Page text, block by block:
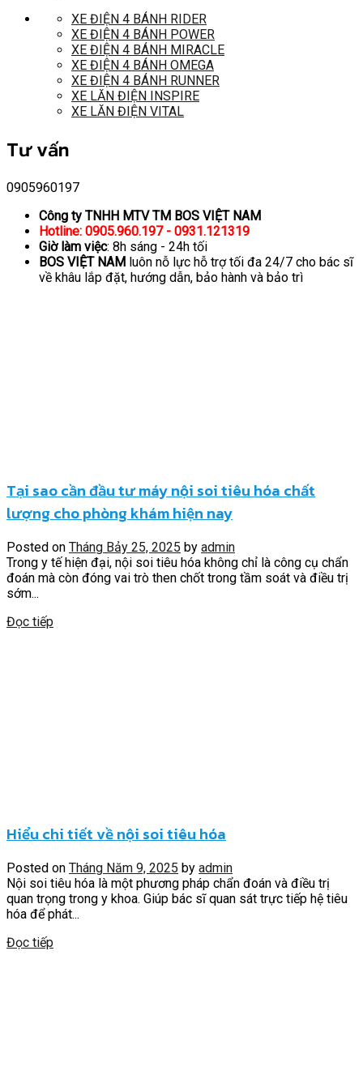
XE ĐIỆN 4 BÁNH RIDER
XE ĐIỆN 4 BÁNH POWER
XE ĐIỆN 4 BÁNH MIRACLE
XE ĐIỆN 4 BÁNH OMEGA
XE ĐIỆN 4 BÁNH RUNNER
XE LĂN ĐIỆN INSPIRE
XE LĂN ĐIỆN VITAL
Tư vấn
0905960197
Công ty TNHH MTV TM BOS VIỆT NAM
Hotline: 0905.960.197 - 0931.121319
Giờ làm việc: 8h sáng - 24h tối
BOS VIỆT NAM luôn nỗ lực hỗ trợ tối đa 24/7 cho bác sĩ
về khâu lắp đặt, hướng dẫn, bảo hành và bảo trì
Tại sao cần đầu tư máy nội soi tiêu hóa chất
lượng cho phòng khám hiện nay
Posted on Tháng Bảy 25, 2025 by admin
Trong y tế hiện đại, nội soi tiêu hóa không chỉ là công cụ chẩn
đoán mà còn đóng vai trò then chốt trong tầm soát và điều trị
sớm...
Đọc tiếp
Hiểu chi tiết về nội soi tiêu hóa
Posted on Tháng Năm 9, 2025 by admin
Nội soi tiêu hóa là một phương pháp chẩn đoán và điều trị
quan trọng trong y khoa. Giúp bác sĩ quan sát trực tiếp hệ tiêu
hóa để phát...
Đọc tiếp